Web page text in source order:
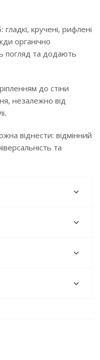
кручені, рифлені
органічно
погляд та додають
до стіни
незалежно від
віднести: відмінний
та